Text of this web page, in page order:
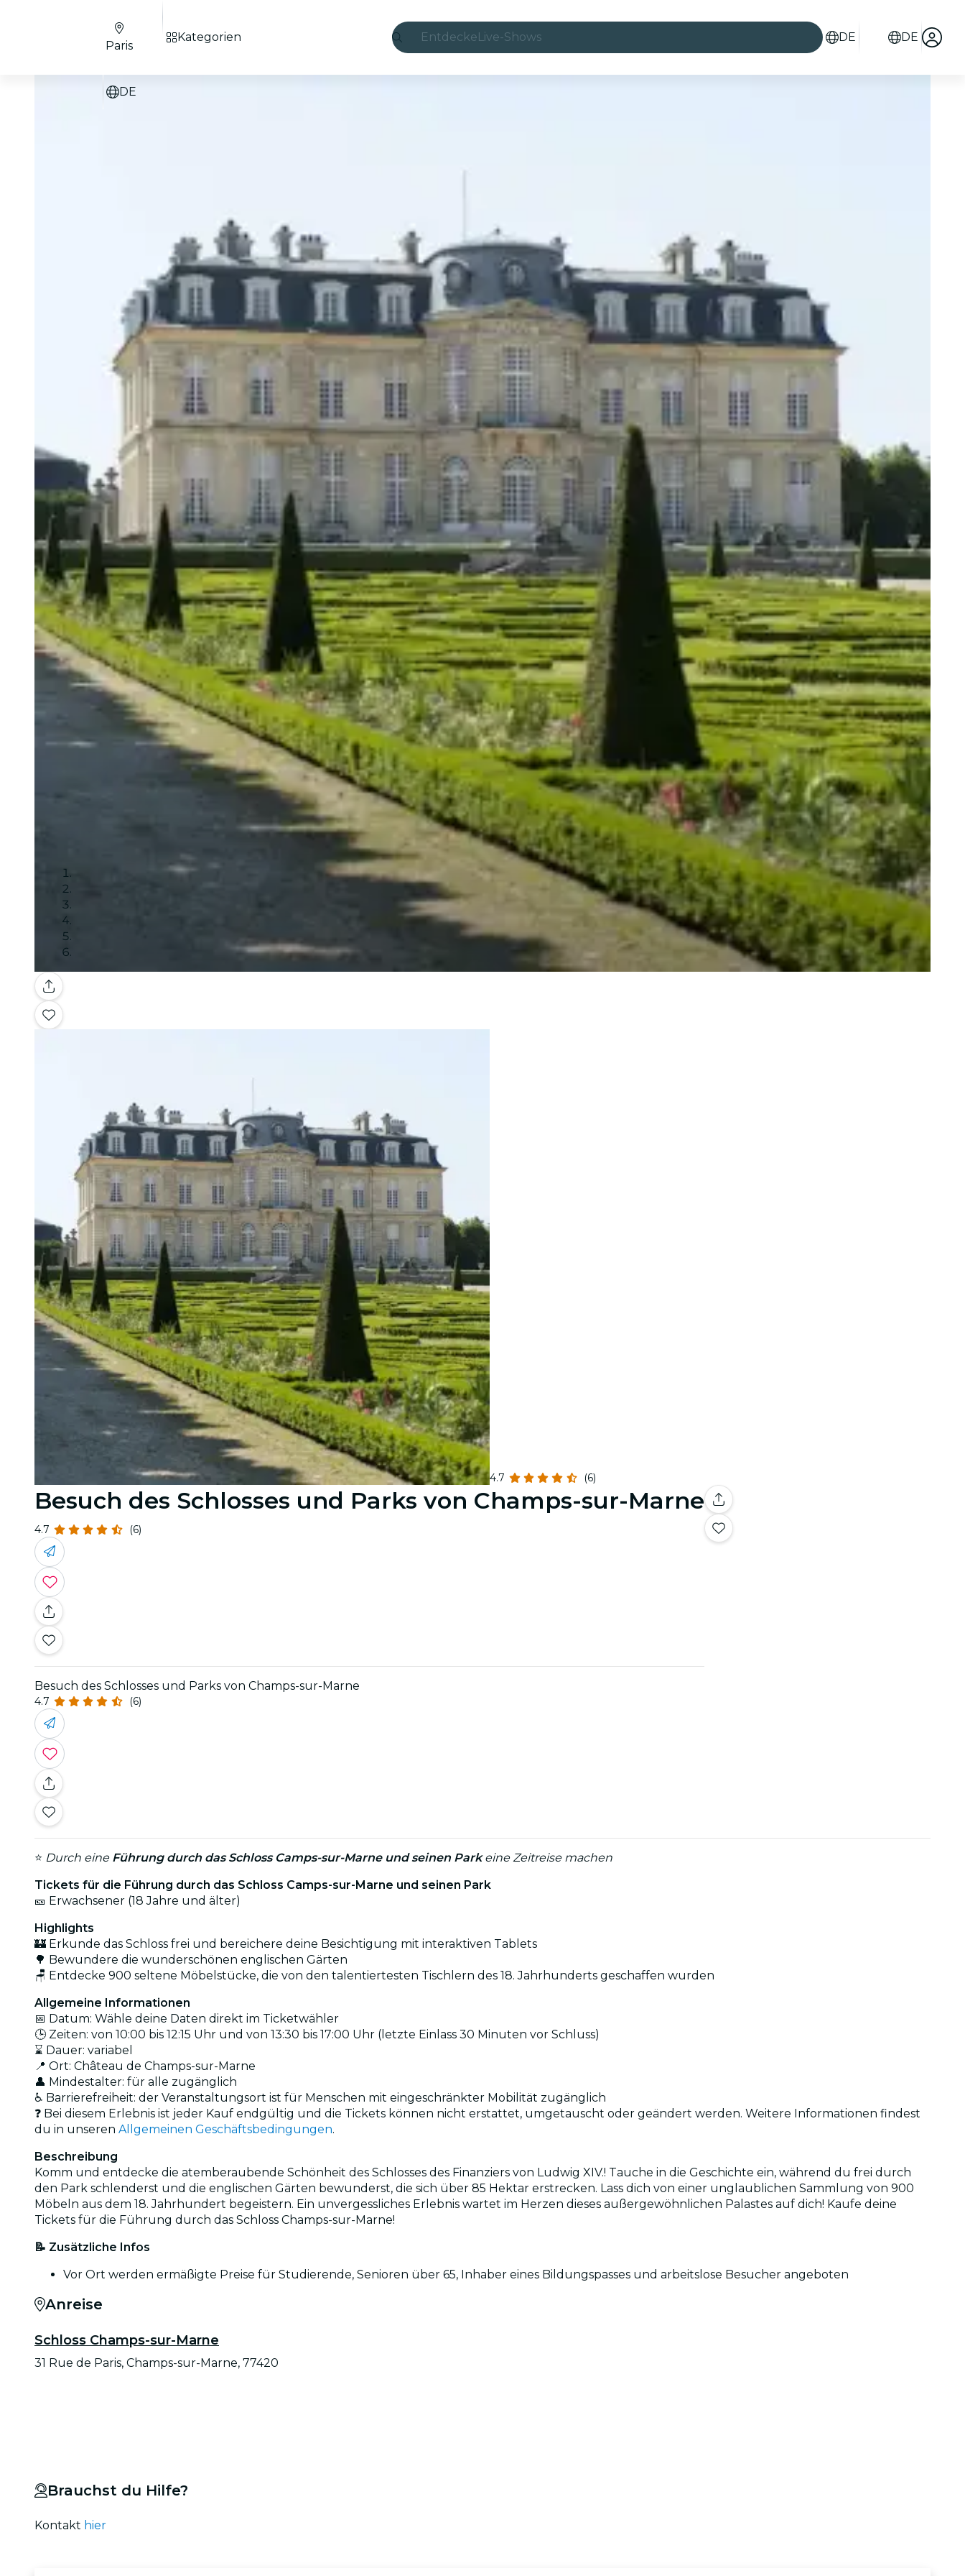
EntdeckeLive-Shows
Seoul
Stadttouren
Konzerte
Restaurants
DE DE
Paris
DE
Kategorien
Galerie
4.7 (6)
Besuch des Schlosses und Parks von Champs-sur-Marne
4.7 (6)
Besuch des Schlosses und Parks von Champs-sur-Marne
4.7 (6)
⭐ Durch eine Führung durch das Schloss Camps-sur-Marne und seinen Parkeine Zeitreise machen
Tickets für die Führung durch das Schloss Camps-sur-Marne und seinen Park
🎫 Erwachsener (18 Jahre und älter)
Highlights
🏰 Erkunde das Schloss frei und bereichere deine Besichtigung mit interaktiven Tablets
🌳 Bewundere die wunderschönen englischen Gärten
🪑 Entdecke 900 seltene Möbelstücke, die von den talentiertesten Tischlern des 18. Jahrhunderts geschaffen wurden
Allgemeine Informationen
📅 Datum: Wähle deine Daten direkt im Ticketwähler
🕒 Zeiten: von 10:00 bis 12:15 Uhr und von 13:30 bis 17:00 Uhr (letzte Einlass 30 Minuten vor Schluss)
⌛ Dauer: variabel
📍 Ort: Château de Champs-sur-Marne
👤 Mindestalter: für alle zugänglich
♿ Barrierefreiheit: der Veranstaltungsort ist für Menschen mit eingeschränkter Mobilität zugänglich
❓ Bei diesem Erlebnis ist jeder Kauf endgültig und die Tickets können nicht erstattet, umgetauscht oder geändert werden. Weitere Informationen findest
du in unseren Allgemeinen Geschäftsbedingungen.
Beschreibung
Komm und entdecke die atemberaubende Schönheit des Schlosses des Finanziers von Ludwig XIV.! Tauche in die Geschichte ein, während du frei durch
den Park schlenderst und die englischen Gärten bewunderst, die sich über 85 Hektar erstrecken. Lass dich von einer unglaublichen Sammlung von 900
Möbeln aus dem 18. Jahrhundert begeistern. Ein unvergessliches Erlebnis wartet im Herzen dieses außergewöhnlichen Palastes auf dich! Kaufe deine
Tickets für die Führung durch das Schloss Champs-sur-Marne!
📝 Zusätzliche Infos
Vor Ort werden ermäßigte Preise für Studierende, Senioren über 65, Inhaber eines Bildungspasses und arbeitslose Besucher angeboten
Anreise
Schloss Champs-sur-Marne
31 Rue de Paris, Champs-sur-Marne, 77420
Brauchst du Hilfe?
Kontakt hier